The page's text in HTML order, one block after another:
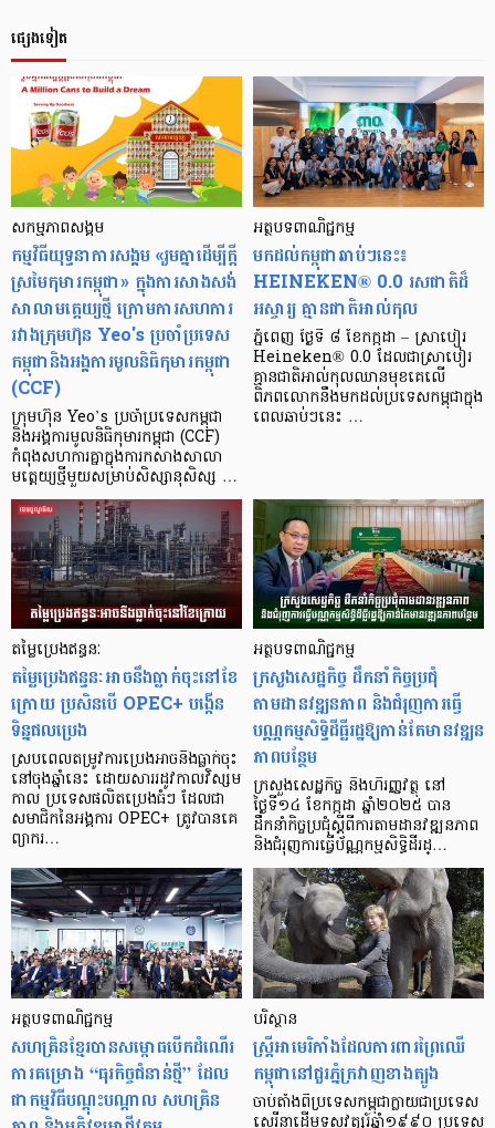
ផ្សេងទៀត
សកម្មភាពសង្គម
កម្មវិធី​យុទ្ធនាការ​សង្គម «រួមគ្នា​ដើម្បី​ក្តី​
ស្រមៃ​កុមារ​កម្ពុជា» ក្នុង​ការសាងសង់​
សាលាមត្តេយ្យថ្មី ក្រោម​ការសហការ​
រវាង​ក្រុមហ៊ុន Yeo's ប្រចាំ​ប្រទេស​
កម្ពុជា​និង​អង្គការ​មូលនិធិ​កុមារ​កម្ពុជា
(CCF)
ក្រុមហ៊ុន Yeo’s ប្រចាំប្រទេសកម្ពុជា
និងអង្គការមូលនិធិកុមារកម្ពុជា (CCF)
កំពុងសហការគ្នាក្នុងការកសាងសាលា
មត្តេយ្យថ្មីមួយសម្រាប់សិស្សានុសិស្ស …
អត្ថបទពាណិជ្ជកម្ម
មកដល់កម្ពុជាឆាប់ៗនេះ៖
HEINEKEN® 0.0 រសជាតិដ៏
អស្ចារ្យ គ្មានជាតិអាល់កុល
ភ្នំពេញ ថ្ងៃទី ៨ ខែកក្កដា – ស្រាបៀរ
Heineken® 0.0 ដែលជាស្រាបៀរ
គ្មានជាតិអាល់កុលឈានមុខគេលើ
ពិភពលោកនឹងមកដល់ប្រទេសកម្ពុជាក្នុង
ពេលឆាប់ៗនេះ …
តម្លៃប្រេងឥន្ធនៈ
តម្លៃប្រេងឥន្ធនៈអាចនឹងធ្លាក់ចុះនៅខែ
ក្រោយ ប្រសិនបើ OPEC+ បង្កើន
ទិន្នផលប្រេង
ស្របពេលតម្រូវការប្រេងអាចនឹងធ្លាក់ចុះ
នៅចុងឆ្នាំនេះ ដោយសាររដូវកាលវិស្សម
កាល ប្រទេសផលិតប្រេងធំៗ ដែលជា
សមាជិកនៃអង្គការ OPEC+ ត្រូវបានគេ
ព្យាករ…
អត្ថបទពាណិជ្ជកម្ម
ក្រសួងសេដ្ឋកិច្ច ដឹកនាំកិច្ចប្រជុំ
តាមដានវឌ្ឍនភាព និងជំរុញការធ្វើ
បណ្ណកម្មសិទ្ធិដីធ្លីរដ្ឋឱ្យកាន់តែមានវឌ្ឍន
ភាពបន្ថែម
ក្រសួងសេដ្ឋកិច្ច និងហិរញ្ញវត្ថុ នៅ
ថ្ងៃទី១៤ ខែកក្កដា ឆ្នាំ២០២៥ បាន
ដឹកនាំកិច្ចប្រជុំស្តីពីការតាមដានវឌ្ឍនភាព
និងជំរុញការធ្វើប័ណ្ណកម្មសិទ្ធិដីរដ្…
អត្ថបទពាណិជ្ជកម្ម
សហគ្រិនខ្មែរបានសម្ពោធបើកដំណើរ
ការគម្រោង “ធុរកិច្ចជំនាន់ថ្មី” ដែល
ជាកម្មវិធីបណ្ដុះបណ្ដាល សហគ្រិន
បរិស្ថាន
ស្ត្រី​អាមេរិកាំង​ដែល​ការពារ​ព្រៃ​ឈើ​
កម្ពុជា​នៅ​ជួរភ្នំ​ក្រវាញ​ខាង​ត្បូង
ចាប់តាំង​ពីប្រទេស​កម្ពុជា​ក្លាយ​ជា​ប្រទេស​
សេរី​នា​ដើម​ទសវត្សរ៍​ឆ្នាំ​១៩៩០ ប្រទេស​